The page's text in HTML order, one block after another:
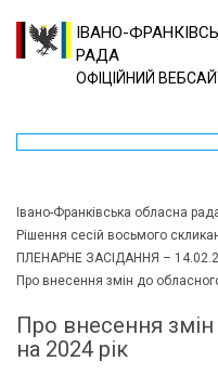
ІВАНО-
РАДА
ОФІЦІЙНИЙ
Івано-Франківська обласна
Рішення сесій восьмого
ПЛЕНАРНЕ ЗАСІДАННЯ –
Про внесення змін до
Про внесення
на 2024 рік